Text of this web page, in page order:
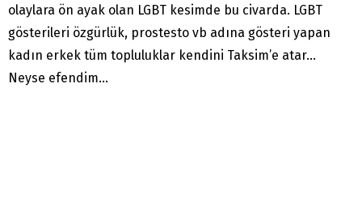
olaylara ön ayak olan LGBT kesimde bu civarda. LGBT
gösterileri özgürlük, prostesto vb adına gösteri yapan
kadın erkek tüm topluluklar kendini Taksim’e atar…
Neyse efendim…